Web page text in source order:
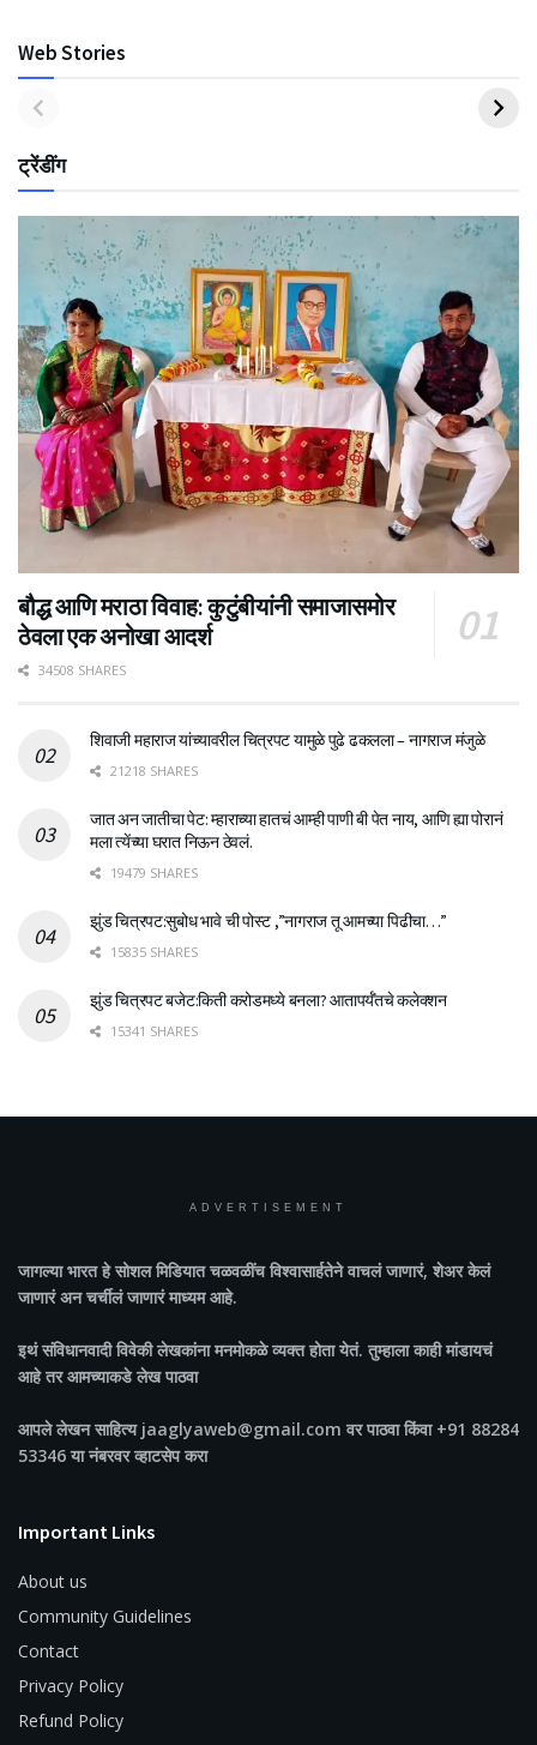
Web Stories
ट्रेंडींग
बौद्ध आणि मराठा विवाह: कुटुंबीयांनी समाजासमोर
ठेवला एक अनोखा आदर्श
34508 SHARES
शिवाजी महाराज यांच्यावरील चित्रपट यामुळे पुढे ढकलला – नागराज मंजुळे
21218 SHARES
जात अन जातीचा पेट: म्हाराच्या हातचं आम्ही पाणी बी पेत नाय, आणि ह्या पोरानं
मला त्येंच्या घरात निऊन ठेवलं.
19479 SHARES
झुंड चित्रपट:सुबोध भावे ची पोस्ट ,”नागराज तू आमच्या पिढीचा…”
15835 SHARES
झुंड चित्रपट बजेट:किती करोडमध्ये बनला? आतापर्यँतचे कलेक्शन
15341 SHARES
ADVERTISEMENT
जागल्या भारतहे सोशल मिडियात चळवळींच विश्वासार्हतेने वाचलं जाणारं, शेअर केलं
जाणारं अन चर्चीलं जाणारं माध्यम आहे.
इथं संविधानवादी विवेकी लेखकांना मनमोकळे व्यक्त होता येतं. तुम्हाला काही मांडायचं
आहे तर आमच्याकडे लेख पाठवा
आपले लेखन साहित्य jaaglyaweb@gmail.com वर पाठवा किंवा +91 88284
53346 या नंबरवर व्हाटसेप करा
Important Links
About us
Community Guidelines
Contact
Privacy Policy
Refund Policy